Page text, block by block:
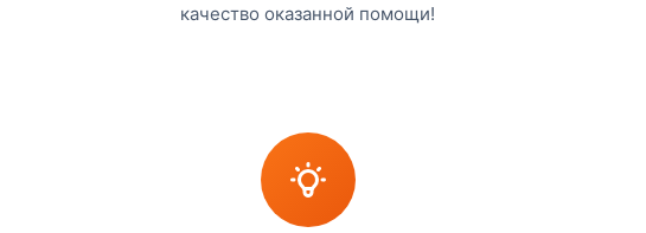
качество оказанной помощи!